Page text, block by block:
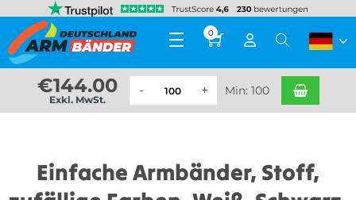
0
€144.00
Exkl. MwSt.
Min: 100
Einfache Armbänder, Stoff,